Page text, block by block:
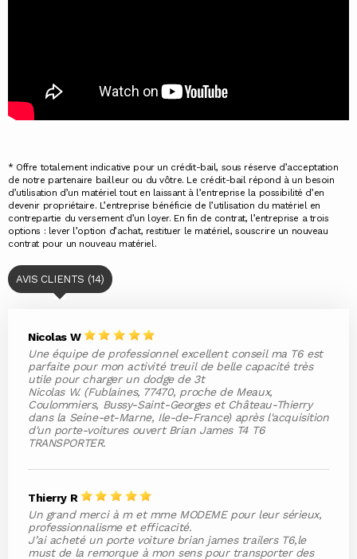
* Offre totalement indicative pour un crédit-bail, sous réserve d’acceptation
de notre partenaire bailleur ou du vôtre. Le crédit-bail répond à un besoin
d’utilisation d’un matériel tout en laissant à l’entreprise la possibilité d’en
devenir propriétaire. L’entreprise bénéficie de l’utilisation du matériel en
contrepartie du versement d’un loyer. En fin de contrat, l’entreprise a trois
options : lever l’option d’achat, restituer le matériel, souscrire un nouveau
contrat pour un nouveau matériel.
AVIS CLIENTS (14)
Nicolas W
Une équipe de professionnel excellent conseil ma T6 est
parfaite pour mon activité treuil de belle capacité très
utile pour charger un dodge de 3t
Nicolas W. (Fublaines, 77470, proche de Meaux,
Coulommiers, Bussy-Saint-Georges et Château-Thierry
dans la Seine-et-Marne, Ile-de-France) après l'acquisition
d'un porte-voitures ouvert Brian James T4 T6
TRANSPORTER.
Thierry R
Un grand merci à m et mme MODEME pour leur sérieux,
professionnalisme et efficacité.
J’ai acheté un porte voiture brian james trailers T6,le
must de la remorque à mon sens pour transporter des